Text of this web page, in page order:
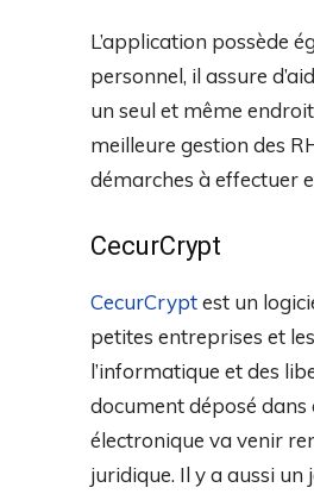
L’application possède
personnel, il assure
un seul et même
meilleure gestion des
démarches à effectuer
CecurCrypt
CecurCryptest un
petites entreprises et
l’informatique et des
document déposé
électronique va venir
juridique. Il y a aussi